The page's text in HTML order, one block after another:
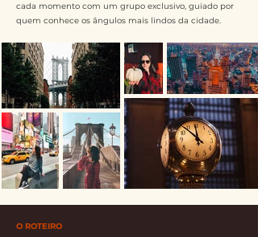
cada momento com um grupo exclusivo, guiado por
quem conhece os ângulos mais lindos da cidade.
O ROTEIRO